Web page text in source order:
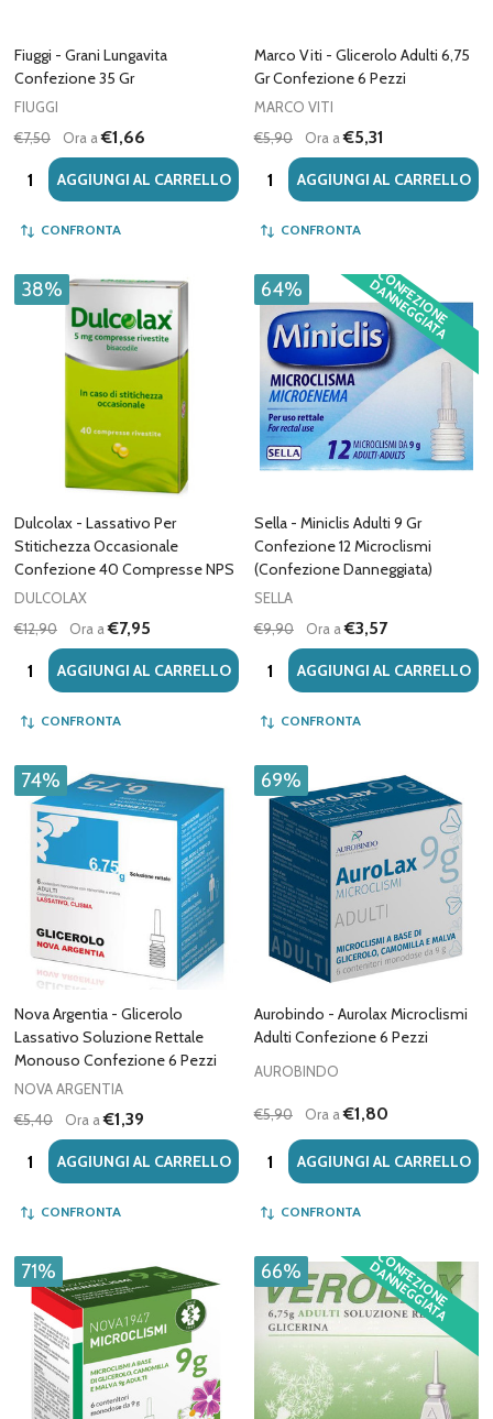
Fiuggi - Grani Lungavita
Confezione 35 Gr
FIUGGI
€7,50
Ora a€1,66
Quantità:AGGIUNGI AL CARRELLO
CONFRONTA
Marco Viti - Glicerolo Adulti 6,75
Gr Confezione 6 Pezzi
MARCO VITI
€5,90
Ora a€5,31
Quantità:AGGIUNGI AL CARRELLO
CONFRONTA
38%
Dulcolax - Lassativo Per
Stitichezza Occasionale
Confezione 40 Compresse NPS
DULCOLAX
€12,90
Ora a€7,95
Quantità:AGGIUNGI AL CARRELLO
CONFRONTA
64% C
O
N
F
E
Z
IO
N
E
D
A
N
N
E
G
G
IA
T
A
Sella - Miniclis Adulti 9 Gr
Confezione 12 Microclismi
(Confezione Danneggiata)
SELLA
€9,90
Ora a€3,57
Quantità:AGGIUNGI AL CARRELLO
CONFRONTA
74%
Nova Argentia - Glicerolo
Lassativo Soluzione Rettale
Monouso Confezione 6 Pezzi
NOVA ARGENTIA
€5,40
Ora a€1,39
Quantità:AGGIUNGI AL CARRELLO
CONFRONTA
69%
Aurobindo - Aurolax Microclismi
Adulti Confezione 6 Pezzi
AUROBINDO
€5,90 Ora a€1,80
Quantità:AGGIUNGI AL CARRELLO
CONFRONTA
71% 66% C
O
N
F
E
Z
IO
N
E
D
A
N
N
E
G
G
IA
T
A